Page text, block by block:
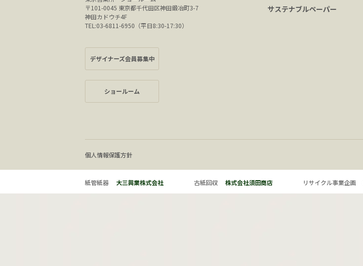
〒101-0045 東京都千代田区神田鍛冶町3-7
神田カドウチ4F
TEL:03-6811-6950（平日8:30-17:30）
デザイナーズ会員募集中
ショールーム
サステナブルペーパー
個人情報保護方針
紙管紙器 大三興業株式会社 古紙回収 株式会社須田商店 リサイクル事業企画